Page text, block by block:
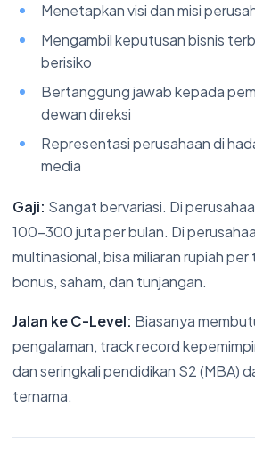
Menetapkan visi dan misi
Mengambil keputusan bisnis
berisiko
Bertanggung jawab kepada
dewan direksi
Representasi perusahaan di
media
Gaji: Sangat bervariasi. Di
100-300 juta per bulan. Di
multinasional, bisa miliaran rupiah
bonus, saham, dan tunjangan.
Jalan ke C-Level: Biasanya
pengalaman, track record
dan seringkali pendidikan S2 (MBA)
ternama.